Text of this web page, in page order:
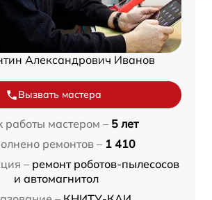
Александрович Иванов
Вызвать мастера
работы мастером – 5 лет
ремонтов – 1 410
– ремонт роботов-пылесосов
и автомагнитол